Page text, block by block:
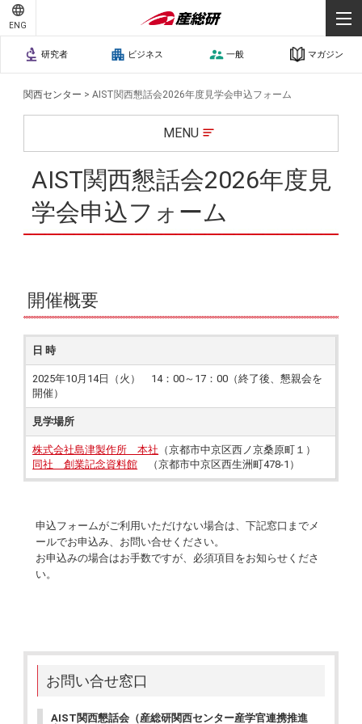
ENG
研究者 ビジネス 一般 マガジン
関西センター >AIST関西懇話会2026年度見学会申込フォーム
MENU
AIST関西懇話会2026年度見
学会申込フォーム
開催概要
日 時
2025年10月14日（火） 14：00～17：00（終了後、懇親会を
開催）
見学場所
株式会社島津製作所 本社 （京都市中京区西ノ京桑原町１）
同社 創業記念資料館 （京都市中京区西生洲町478-1）
申込フォームがご利用いただけない場合は、下記窓口までメ
ールでお申込み、お問い合せください。
お申込みの場合はお手数ですが、必須項目をお知らせくださ
い。
お問い合せ窓口
AIST関西懇話会（産総研関西センター産学官連携推進